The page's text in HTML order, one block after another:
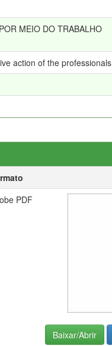
MEIO DO TRABALHO
action of the professionals
PDF
Baixar/Abrir